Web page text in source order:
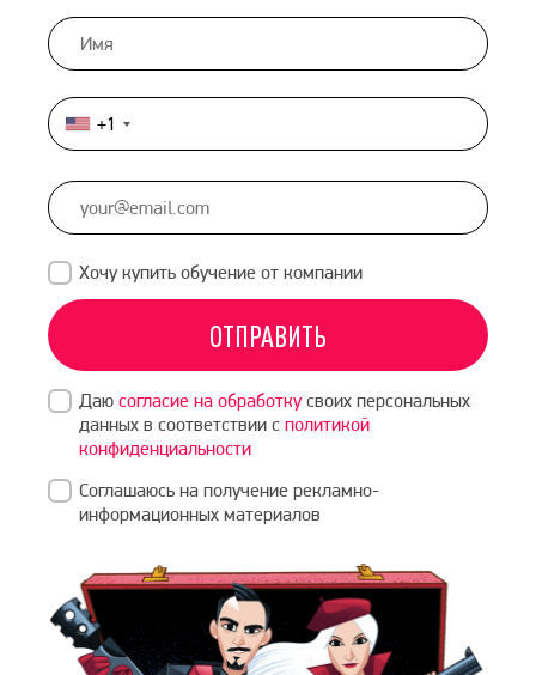
United
States
+1
+1
Хочу купить обучение от компании
ОТПРАВИТЬ
Даю согласие на обработкусвоих персональных
данных в соответствии с политикой
конфиденциальности
Соглашаюсь на получение рекламно-
информационных материалов